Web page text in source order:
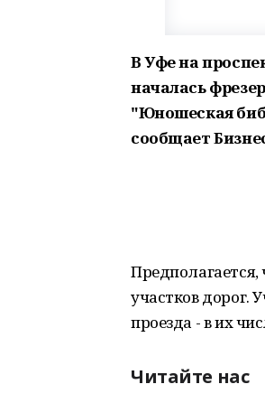
В Уфе на
началась
"Юношеская
сообщает
Предполагается,
участков дорог.
проезда - в их
Читайте нас